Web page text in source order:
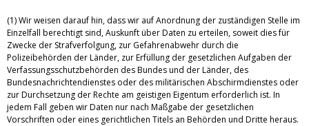
(1) Wir weisen darauf hin, dass wir auf Anordnung der zuständigen Stelle im
Einzelfall berechtigt sind, Auskunft über Daten zu erteilen, soweit dies für
Zwecke der Strafverfolgung, zur Gefahrenabwehr durch die
Polizeibehörden der Länder, zur Erfüllung der gesetzlichen Aufgaben der
Verfassungsschutzbehörden des Bundes und der Länder, des
Bundesnachrichtendienstes oder des militärischen Abschirmdienstes oder
zur Durchsetzung der Rechte am geistigen Eigentum erforderlich ist. In
jedem Fall geben wir Daten nur nach Maßgabe der gesetzlichen
Vorschriften oder eines gerichtlichen Titels an Behörden und Dritte heraus.